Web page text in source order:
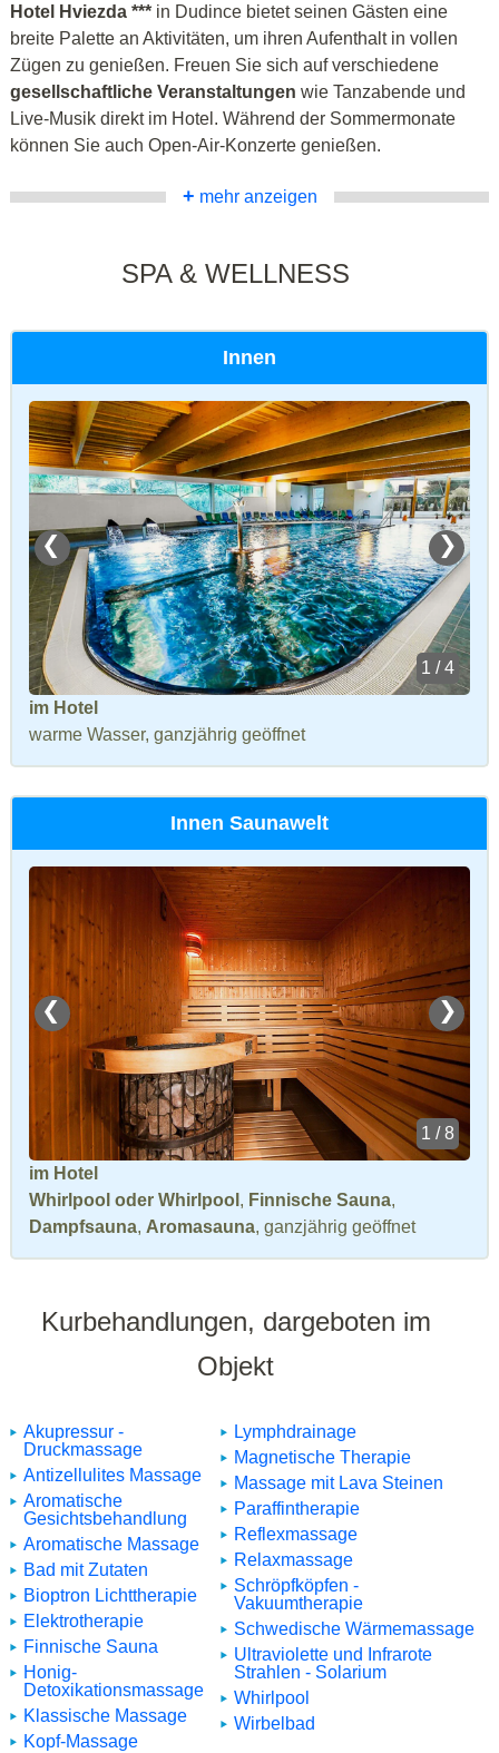
Hotel Hviezda *** in Dudince bietet seinen Gästen eine
breite Palette an Aktivitäten, um ihren Aufenthalt in vollen
Zügen zu genießen. Freuen Sie sich auf verschiedene
gesellschaftliche Veranstaltungen wie Tanzabende und
Live-Musik direkt im Hotel. Während der Sommermonate
können Sie auch Open-Air-Konzerte genießen.
+ mehr anzeigen
SPA & WELLNESS
Innen
❮ ❯
1 / 4
im Hotel
warme Wasser, ganzjährig geöffnet
Innen Saunawelt
❮ ❯
1 / 8
im Hotel
Whirlpool oder Whirlpool , Finnische Sauna,
Dampfsauna, Aromasauna, ganzjährig geöffnet
Kurbehandlungen, dargeboten im
Objekt
Akupressur -
Druckmassage
Antizellulites Massage
Aromatische
Gesichtsbehandlung
Aromatische Massage
Bad mit Zutaten
Bioptron Lichttherapie
Elektrotherapie
Finnische Sauna
Honig-
Detoxikationsmassage
Klassische Massage
Kopf-Massage
Lymphdrainage
Magnetische Therapie
Massage mit Lava Steinen
Paraffintherapie
Reflexmassage
Relaxmassage
Schröpfköpfen -
Vakuumtherapie
Schwedische Wärmemassage
Ultraviolette und Infrarote
Strahlen - Solarium
Whirlpool
Wirbelbad